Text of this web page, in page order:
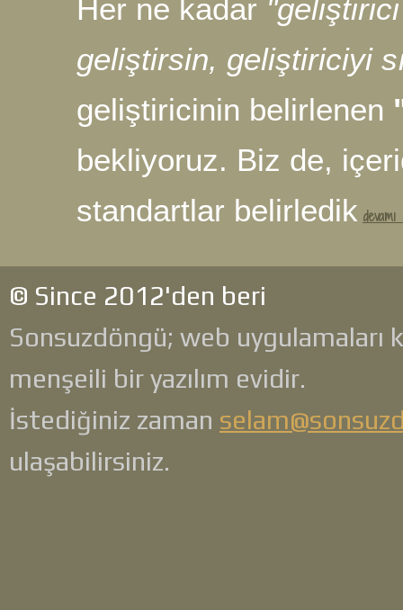
Her ne kadar
geliştirsin, geliştiriciyi
geliştiricinin belirlenen
bekliyoruz. Biz de,
standartlar belirledik
© Since 2012'den beri
Sonsuzdöngü; web uygulamaları
menşeili bir yazılım evidir.
İstediğiniz zaman
ulaşabilirsiniz.